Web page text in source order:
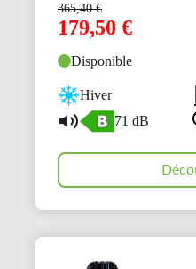
365,40€
179,50 €
Disponible
Hiver
71 dB